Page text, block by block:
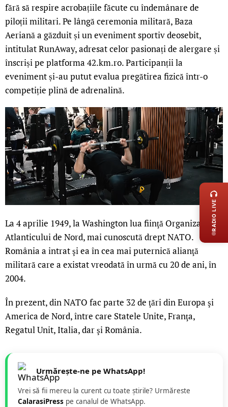
fără să respire acrobațiile făcute cu îndemânare de
piloții militari. Pe lângă ceremonia militară, Baza
Aeriană a găzduit și un eveniment sportiv deosebit,
intitulat RunAway, adresat celor pasionați de alergare și
înscriși pe platforma 42.km.ro. Participanții la
eveniment și-au putut evalua pregătirea fizică într-o
competiție plină de adrenalină.
La 4 aprilie 1949, la Washington lua fiinţă Organizaţia
Atlanticului de Nord, mai cunoscută drept NATO.
România a intrat şi ea în cea mai puternică alianţă
militară care a existat vreodată în urmă cu 20 de ani, în
2004.
În prezent, din NATO fac parte 32 de ţări din Europa şi
America de Nord, între care Statele Unite, Franţa,
Regatul Unit, Italia, dar şi România.
Urmărește-ne pe WhatsApp!
Vrei să fii mereu la curent cu toate știrile? Urmăreste
CalarasiPress pe canalul de WhatsApp.
RADIO LIVE